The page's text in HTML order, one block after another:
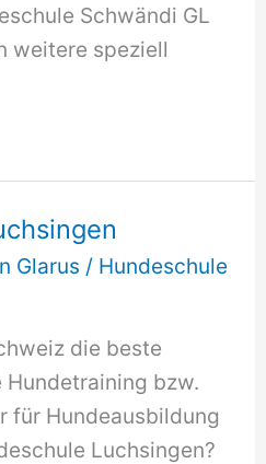
Schwändi GL
weitere speziell
Glarus / Hundeschule
die beste
bzw.
für Hundeausbildung
Luchsingen?